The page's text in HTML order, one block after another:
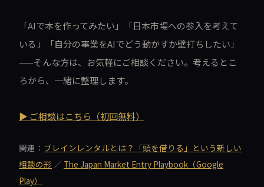
「AIで本を作ってみたい」「日本市場への参入を考えて
いる」「自分の事業をAIでどう動かすか壁打ちしたい」
——そんな方は、お気軽にご相談ください。考えるとこ
ろから、一緒に整理します。
▶ ご相談はこちら（初回無料）
関連： ブレインレンタルとは？「頭を借りる」という新しい
相談の形 ／ The Japan Market Entry Playbook（Google
Play）